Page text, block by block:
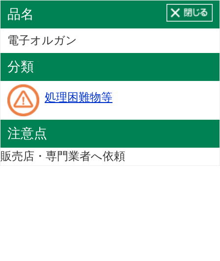
品名
電子オルガン
分類
処理困難物等
注意点
販売店・専門業者へ依頼